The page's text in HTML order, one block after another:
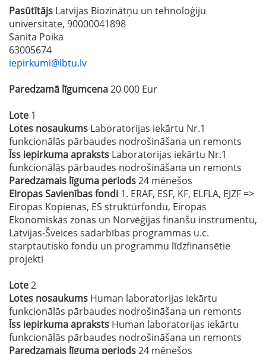
Pasūtītājs Latvijas Biozinātņu un tehnoloģiju
universitāte, 90000041898
Sanita Poika
63005674
iepirkumi@lbtu.lv
Paredzamā līgumcena20 000 Eur
Lote 1
Lotes nosaukums Laboratorijas iekārtu Nr.1
funkcionālās pārbaudes nodrošināšana un remonts
Īss iepirkuma apraksts Laboratorijas iekārtu Nr.1
funkcionālās pārbaudes nodrošināšana un remonts
Paredzamais līguma periods24 mēnešos
Eiropas Savienības fondi 1. ERAF, ESF, KF, ELFLA, EJZF =>
Eiropas Kopienas, ES struktūrfondu, Eiropas
Ekonomiskās zonas un Norvēģijas finanšu instrumentu,
Latvijas-Šveices sadarbības programmas u.c.
starptautisko fondu un programmu līdzfinansētie
projekti
Lote2
Lotes nosaukums Human laboratorijas iekārtu
funkcionālās pārbaudes nodrošināšana un remonts
Īss iepirkuma apraksts Human laboratorijas iekārtu
funkcionālās pārbaudes nodrošināšana un remonts
Paredzamais līguma periods24 mēnešos